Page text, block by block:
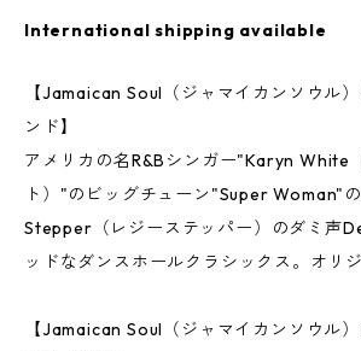
International shipping available
【Jamaican Soul（ジャマイカンソウル
ンド】
アメリカの名R&Bシンガー"Karyn White
ト）"のビッグチューン"Super Woman"
Stepper（レジーステッパー）のダミ声
ッドなダンスホールクラシックス。オリ
【Jamaican Soul（ジャマイカンソウル）